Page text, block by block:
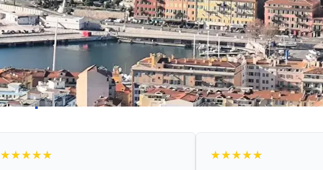
Ce que disent nos clients à Nice
★★★★★ ★★★★★